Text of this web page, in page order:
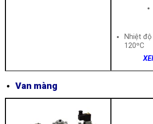
Nhiệt
120ºC
Van màng